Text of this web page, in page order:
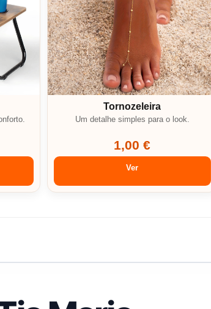
Tornozeleira
Um detalhe simples para o look.
1,00 €
Ver